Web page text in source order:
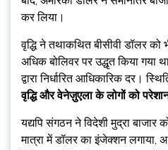
कर लिया।
वृद्धि ने तथाकथित बीसीवी डॉलर को
अधिक बोलिवर पर उद्धृत किया
द्वारा निर्धारित आधिकारिक दर।
वृद्धि और वेनेज़ुएला के लोगों को
यद्यपि संगठन ने विदेशी मुद्रा बाजार
मात्रा में डॉलर का इंजेक्शन लगाया,